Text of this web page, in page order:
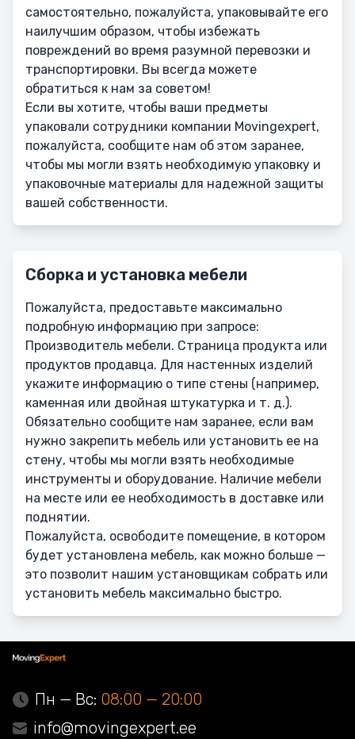
самостоятельно, пожалуйста, упаковывайте его
наилучшим образом, чтобы избежать
повреждений во время разумной перевозки и
транспортировки. Вы всегда можете
обратиться к нам за советом!
Если вы хотите, чтобы ваши предметы
упаковали сотрудники компании Movingexpert,
пожалуйста, сообщите нам об этом заранее,
чтобы мы могли взять необходимую упаковку и
упаковочные материалы для надежной защиты
вашей собственности.
Сборка и установка мебели
Пожалуйста, предоставьте максимально
подробную информацию при запросе:
Производитель мебели. Страница продукта или
продуктов продавца. Для настенных изделий
укажите информацию о типе стены (например,
каменная или двойная штукатурка и т. д.).
Обязательно сообщите нам заранее, если вам
нужно закрепить мебель или установить ее на
стену, чтобы мы могли взять необходимые
инструменты и оборудование. Наличие мебели
на месте или ее необходимость в доставке или
поднятии.
Пожалуйста, освободите помещение, в котором
будет установлена мебель, как можно больше —
это позволит нашим установщикам собрать или
установить мебель максимально быстро.
Пн — Вс: 08:00 — 20:00
info@movingexpert.ee